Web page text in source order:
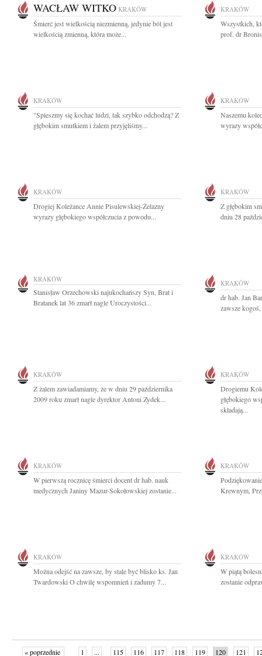
WACŁAW WITKO KRAKÓW
Śmierć jest wielkością niezmienną, jedynie ból jest
wielkością zmienną, która może...
KRAKÓW
Wszystkich,
prof. dr
KRAKÓW
"Spieszmy się kochać ludzi, tak szybko odchodzą? Z
głębokim smutkiem i żalem przyjęliśmy...
KRAKÓW
Naszemu
wyrazy
KRAKÓW
Drogiej Koleżance Annie Pisulewskiej-Żelazny
wyrazy głębokiego współczucia z powodu...
KRAKÓW
Z głębokim
dniu 28
KRAKÓW
Stanisław Orzechowski najukochańszy Syn, Brat i
Bratanek lat 36 zmarł nagle Uroczystości...
KRAKÓW
dr hab. Jan
zawsze
KRAKÓW
Z żalem zawiadamiamy, że w dniu 29 października
2009 roku zmarł nagle dyrektor Antoni Zydek...
KRAKÓW
Drogiemu
głębokiego
składają...
KRAKÓW
W pierwszą rocznicę śmierci docent dr hab. nauk
medycznych Janiny Mazur-Sokołowskiej zostanie...
KRAKÓW
Krewnym,
KRAKÓW
Można odejść na zawsze, by stale być blisko ks. Jan
Twardowski O chwilę wspomnień i zadumy 7...
KRAKÓW
W piątą
zostanie
« poprzednie 1 ... 115 116 117 118 119 120 121